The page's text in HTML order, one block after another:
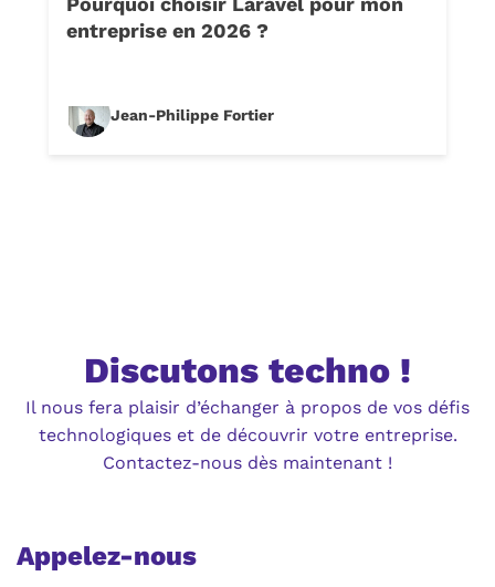
entreprise en 2026 ?
Jean-Philippe Fortier
Discutons techno !
Il nous fera plaisir d’échanger à propos de vos défis
technologiques et de découvrir votre entreprise.
Contactez-nous dès maintenant !
Appelez-nous